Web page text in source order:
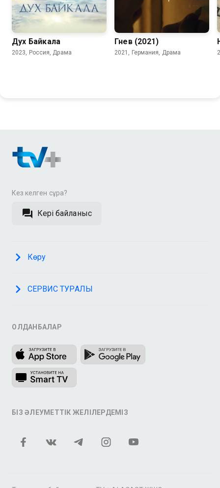
5.7
Дух Байкала
2023, Россия, Драма
Гнев (2021)
2021, Германия, Драма
Кез келген сұрақ?
Кері байланыс
Көру
СЕРВИС ТУРАЛЫ
ҚОЛДАНБАЛАР
БІЗ ӘЛЕУМЕТТІК ЖЕЛІЛЕРДЕМІЗ